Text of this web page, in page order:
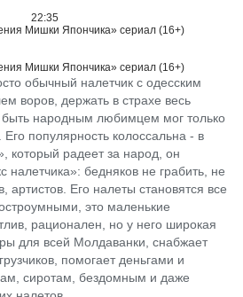
22:35
Мишки Япончика» сериал (16+)
Мишки Япончика» сериал (16+)
обычный налетчик с одесским
воров, держать в страхе весь
народным любимцем мог только
популярность колоссальна - в
который радеет за народ, он
налетчика»: бедняков не грабить, не
артистов. Его налеты становятся все
это маленькие
рационален, но у него широкая
для всей Молдаванки, снабжает
помогает деньгами и
сиротам, бездомным и даже